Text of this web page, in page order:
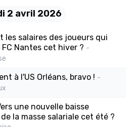
2 avril 2026
les salaires des joueurs qui
Nantes cet hiver ? -
à l'US Orléans, bravo ! -
une nouvelle baisse
la masse salariale cet été ?